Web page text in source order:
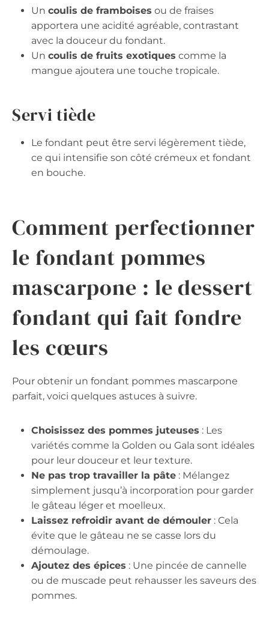
Un coulis de framboises ou de fraises
apportera une acidité agréable, contrastant
avec la douceur du fondant.
Un coulis de fruits exotiques comme la
mangue ajoutera une touche tropicale.
Servi tiède
Le fondant peut être servi légèrement tiède,
ce qui intensifie son côté crémeux et fondant
en bouche.
Comment perfectionner
le fondant pommes
mascarpone : le dessert
fondant qui fait fondre
les cœurs
Pour obtenir un fondant pommes mascarpone
parfait, voici quelques astuces à suivre.
Choisissez des pommes juteuses : Les
variétés comme la Golden ou Gala sont idéales
pour leur douceur et leur texture.
Ne pas trop travailler la pâte : Mélangez
simplement jusqu’à incorporation pour garder
le gâteau léger et moelleux.
Laissez refroidir avant de démouler : Cela
évite que le gâteau ne se casse lors du
démoulage.
Ajoutez des épices : Une pincée de cannelle
ou de muscade peut rehausser les saveurs des
pommes.